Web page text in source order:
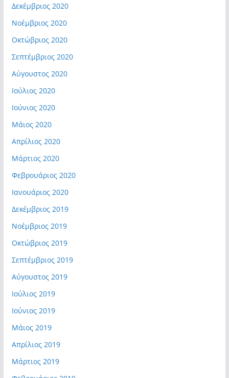
Δεκέμβριος 2020
Νοέμβριος 2020
Οκτώβριος 2020
Σεπτέμβριος 2020
Αύγουστος 2020
Ιούλιος 2020
Ιούνιος 2020
Μάιος 2020
Απρίλιος 2020
Μάρτιος 2020
Φεβρουάριος 2020
Ιανουάριος 2020
Δεκέμβριος 2019
Νοέμβριος 2019
Οκτώβριος 2019
Σεπτέμβριος 2019
Αύγουστος 2019
Ιούλιος 2019
Ιούνιος 2019
Μάιος 2019
Απρίλιος 2019
Μάρτιος 2019